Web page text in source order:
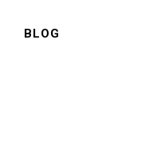
BLOG